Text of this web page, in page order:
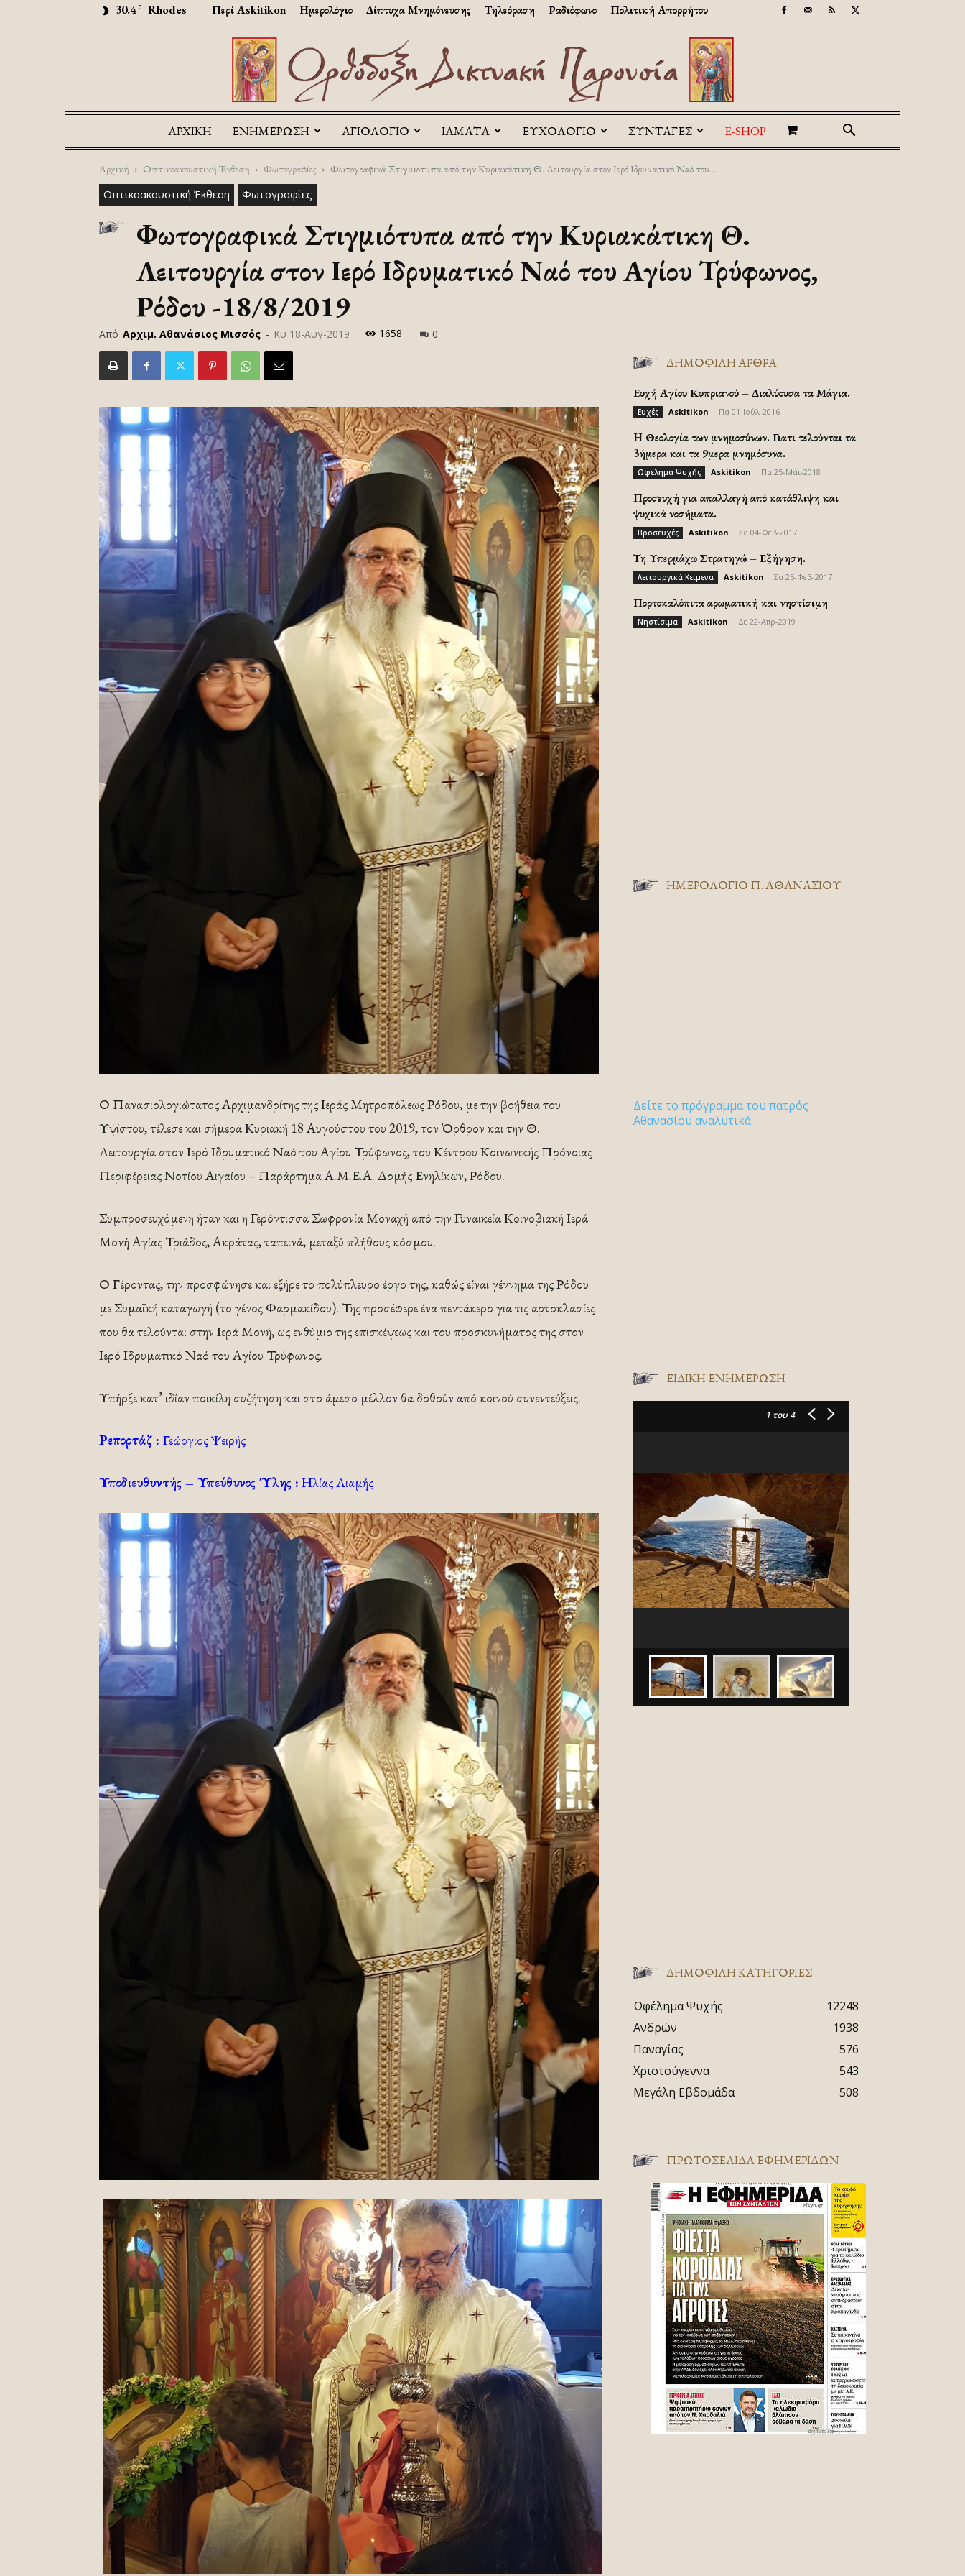
30.4 C Rhodes Περί Askitikon Ημερολόγιο Δίπτυχα Μνημόνευσης Τηλεόραση Ραδιόφωνο Πολιτική Απορρήτου
Askitikon
ΑΡΧΙΚΉ ΕΝΗΜΕΡΩΣΗ ΑΓΙΟΛΟΓΙΟ ΙΑΜΑΤΑ ΕΥΧΟΛΟΓΙΟ ΣΥΝΤΑΓΕΣ E-SHOP
Αρχική Οπτικοακουστική Έκθεση Φωτογραφίες Φωτογραφικά Στιγμιότυπα από την Κυριακάτικη Θ. Λειτουργία στον Ιερό Ιδρυματικό Ναό του...
Οπτικοακουστική Έκθεση Φωτογραφίες
Φωτογραφικά Στιγμιότυπα από την Κυριακάτικη Θ.
Λειτουργία στον Ιερό Ιδρυματικό Ναό του Αγίου Τρύφωνος,
Ρόδου -18/8/2019
Από Αρχιμ. Αθανάσιος Μισσός - Κυ 18-Αυγ-2019 1658 0
Ο Πανασιολογιώτατος Αρχιμανδρίτης της Ιεράς Μητροπόλεως Ρόδου, με την βοήθεια του
Υψίστου, τέλεσε και σήμερα Κυριακή 18 Αυγούστου του 2019, τον Όρθρον και την Θ.
Λειτουργία στον Ιερό Ιδρυματικό Ναό του Αγίου Τρύφωνος, του Κέντρου Κοινωνικής Πρόνοιας
Περιφέρειας Νοτίου Αιγαίου – Παράρτημα Α.Μ.Ε.Α. Δομής Ενηλίκων, Ρόδου.
Συμπροσευχόμενη ήταν και η Γερόντισσα Σωφρονία Μοναχή από την Γυναικεία Κοινοβιακή Ιερά
Μονή Αγίας Τριάδος, Ακράτας, ταπεινά, μεταξύ πλήθους κόσμου.
Ο Γέροντας, την προσφώνησε και εξήρε το πολύπλευρο έργο της, καθώς είναι γέννημα της Ρόδου
με Συμαϊκή καταγωγή (το γένος Φαρμακίδου). Της προσέφερε ένα πεντάκερο για τις αρτοκλασίες
που θα τελούνται στην Ιερά Μονή, ως ενθύμιο της επισκέψεως και του προσκυνήματος της στον
Ιερό Ιδρυματικό Ναό του Αγίου Τρύφωνος.
Υπήρξε κατ’ ιδίαν ποικίλη συζήτηση και στο άμεσο μέλλον θα δοθούν από κοινού συνεντεύξεις.
Ρεπορτάζ : Γεώργιος Ψειρής
Υποδιευθυντής – Υπεύθυνος Ύλης : Ηλίας Λιαμής
ΔΗΜΟΦΙΛΗ ΑΡΘΡΑ
Ευχή Αγίου Κυπριανού – Διαλύουσα τα Μάγια.
Ευχές Askitikon Πα 01-Ιούλ-2016
H Θεολογία των μνημοσύνων. Γιατι τελούνται τα
3ήμερα και τα 9μερα μνημόσυνα.
Ωφέλημα Ψυχής Askitikon Πα 25-Μάι-2018
Προσευχή για απαλλαγή από κατάθλιψη και
ψυχικά νοσήματα.
Προσευχές Askitikon Σα 04-Φεβ-2017
Τη Υπερμάχω Στρατηγώ – Εξήγηση.
Λειτουργικά Κείμενα Askitikon Σα 25-Φεβ-2017
Πορτοκαλόπιτα αρωματική και νηστίσιμη
Νηστίσιμα Askitikon Δε 22-Απρ-2019
ΗΜΕΡΟΛΟΓΙΟ Π. ΑΘΑΝΑΣΙΟΥ
Δείτε το πρόγραμμα του πατρός
Αθανασίου αναλυτικά
ΕΙΔΙΚΉ ΕΝΗΜΈΡΩΣΗ
1 του 4
ΔΗΜΟΦΙΛΗ ΚΑΤΗΓΟΡΙΕΣ
Ωφέλημα Ψυχής
12248
Ανδρών
1938
Παναγίας
576
Χριστούγεννα
543
Μεγάλη Εβδομάδα
508
ΠΡΩΤΟΣΈΛΙΔΑ ΕΦΗΜΕΡΊΔΩΝ